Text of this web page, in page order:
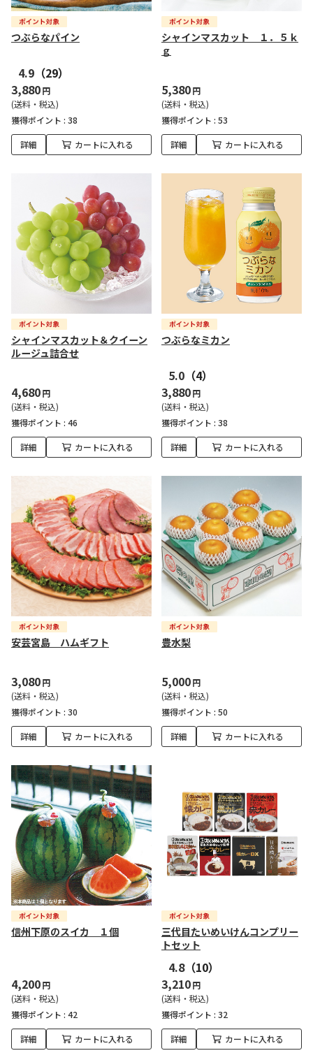
つぶらなパイン
4.9 （29）
3,880円
(送料・税込)
獲得ポイント : 38
詳細 カートに入れる
シャインマスカット １．５ｋ
ｇ
5,380円
(送料・税込)
獲得ポイント : 53
詳細 カートに入れる
シャインマスカット＆クイーン
ルージュ詰合せ
4,680円
(送料・税込)
獲得ポイント : 46
詳細 カートに入れる
つぶらなミカン
5.0 （4）
3,880円
(送料・税込)
獲得ポイント : 38
詳細 カートに入れる
安芸宮島 ハムギフト
3,080円
(送料・税込)
獲得ポイント : 30
詳細 カートに入れる
豊水梨
5,000円
(送料・税込)
獲得ポイント : 50
詳細 カートに入れる
信州下原のスイカ １個
4,200円
(送料・税込)
獲得ポイント : 42
詳細 カートに入れる
三代目たいめいけんコンプリー
トセット
4.8（10）
3,210円
(送料・税込)
獲得ポイント : 32
詳細 カートに入れる